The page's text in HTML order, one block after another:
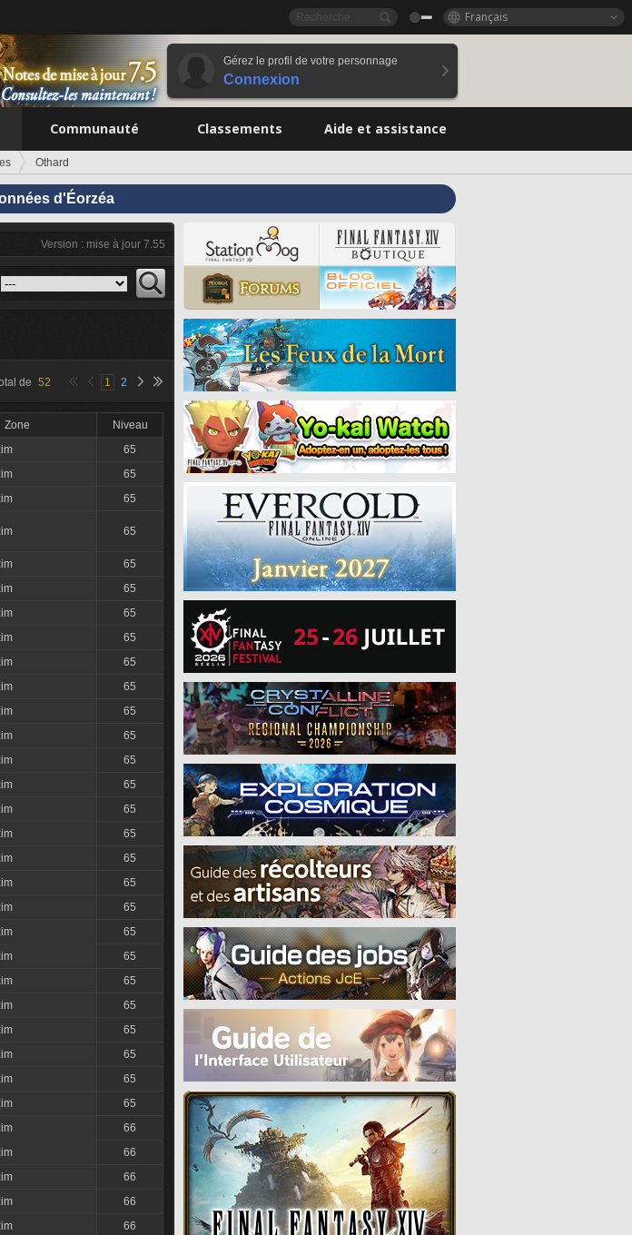
Français
Gérez le profil de votre personnage
Connexion
Communauté Classements Aide et assistance
Othard
d'Éorzéa
Version : mise à jour 7.55
de 52 1 2
Zone
Niveau
65
65
65
65
65
65
65
65
65
65
65
65
65
65
65
65
65
65
65
65
65
65
65
65
65
65
65
66
66
66
66
66